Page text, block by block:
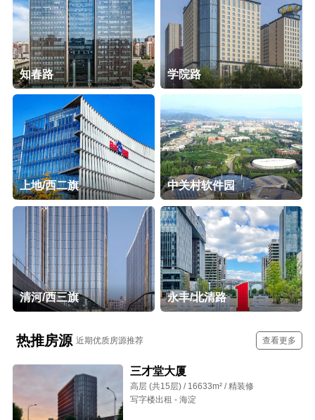
知春路 学院路
上地/西二旗 中关村软件园
清河/西三旗 永丰/北清路
热推房源 近期优质房源推荐 查看更多
三才堂大厦
高层 (共15层) / 16633m² / 精装修
写字楼出租 - 海淀